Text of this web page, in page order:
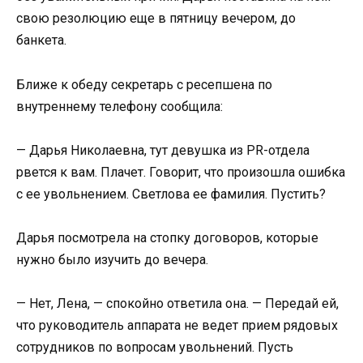
свою резолюцию еще в пятницу вечером, до
банкета.
Ближе к обеду секретарь с ресепшена по
внутреннему телефону сообщила:
— Дарья Николаевна, тут девушка из PR-отдела
рвется к вам. Плачет. Говорит, что произошла ошибка
с ее увольнением. Светлова ее фамилия. Пустить?
Дарья посмотрела на стопку договоров, которые
нужно было изучить до вечера.
— Нет, Лена, — спокойно ответила она. — Передай ей,
что руководитель аппарата не ведет прием рядовых
сотрудников по вопросам увольнений. Пусть